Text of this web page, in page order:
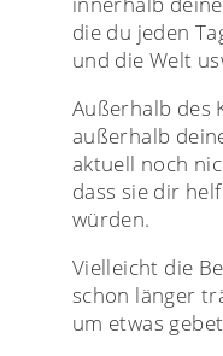
die du jeden
und die Welt
Außerhalb des
außerhalb
aktuell noch
dass sie dir
würden.
Vielleicht die
schon länger
um etwas